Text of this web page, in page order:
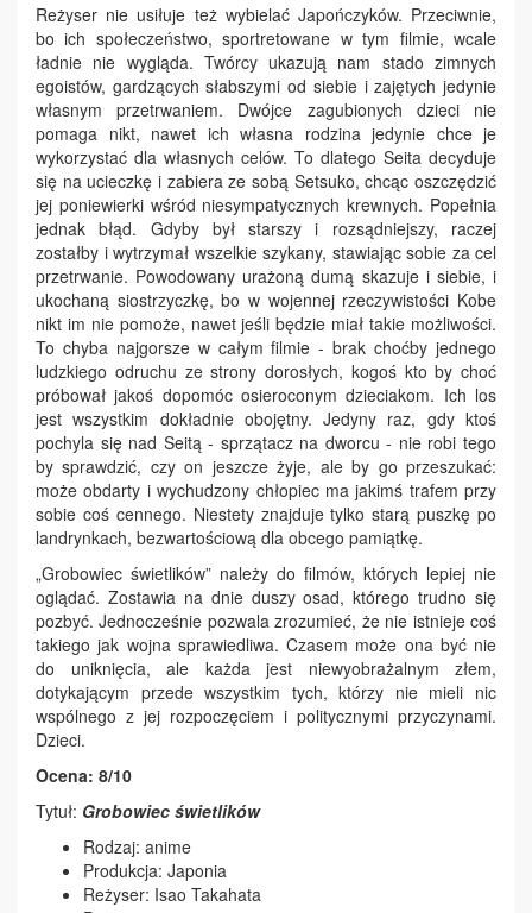
Reżyser nie usiłuje też wybielać Japończyków. Przeciwnie,
bo ich społeczeństwo, sportretowane w tym filmie, wcale
ładnie nie wygląda. Twórcy ukazują nam stado zimnych
egoistów, gardzących słabszymi od siebie i zajętych jedynie
własnym przetrwaniem. Dwójce zagubionych dzieci nie
pomaga nikt, nawet ich własna rodzina jedynie chce je
wykorzystać dla własnych celów. To dlatego Seita decyduje
się na ucieczkę i zabiera ze sobą Setsuko, chcąc oszczędzić
jej poniewierki wśród niesympatycznych krewnych. Popełnia
jednak błąd. Gdyby był starszy i rozsądniejszy, raczej
zostałby i wytrzymał wszelkie szykany, stawiając sobie za cel
przetrwanie. Powodowany urażoną dumą skazuje i siebie, i
ukochaną siostrzyczkę, bo w wojennej rzeczywistości Kobe
nikt im nie pomoże, nawet jeśli będzie miał takie możliwości.
To chyba najgorsze w całym filmie - brak choćby jednego
ludzkiego odruchu ze strony dorosłych, kogoś kto by choć
próbował jakoś dopomóc osieroconym dzieciakom. Ich los
jest wszystkim dokładnie obojętny. Jedyny raz, gdy ktoś
pochyla się nad Seitą - sprzątacz na dworcu - nie robi tego
by sprawdzić, czy on jeszcze żyje, ale by go przeszukać:
może obdarty i wychudzony chłopiec ma jakimś trafem przy
sobie coś cennego. Niestety znajduje tylko starą puszkę po
landrynkach, bezwartościową dla obcego pamiątkę.
„Grobowiec świetlików” należy do filmów, których lepiej nie
oglądać. Zostawia na dnie duszy osad, którego trudno się
pozbyć. Jednocześnie pozwala zrozumieć, że nie istnieje coś
takiego jak wojna sprawiedliwa. Czasem może ona być nie
do uniknięcia, ale każda jest niewyobrażalnym złem,
dotykającym przede wszystkim tych, którzy nie mieli nic
wspólnego z jej rozpoczęciem i politycznymi przyczynami.
Dzieci.
Ocena: 8/10
Tytuł: Grobowiec świetlików
Rodzaj: anime
Produkcja: Japonia
Reżyser: Isao Takahata